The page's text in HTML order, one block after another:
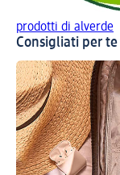
prodotti di alverde
Consigliati per te